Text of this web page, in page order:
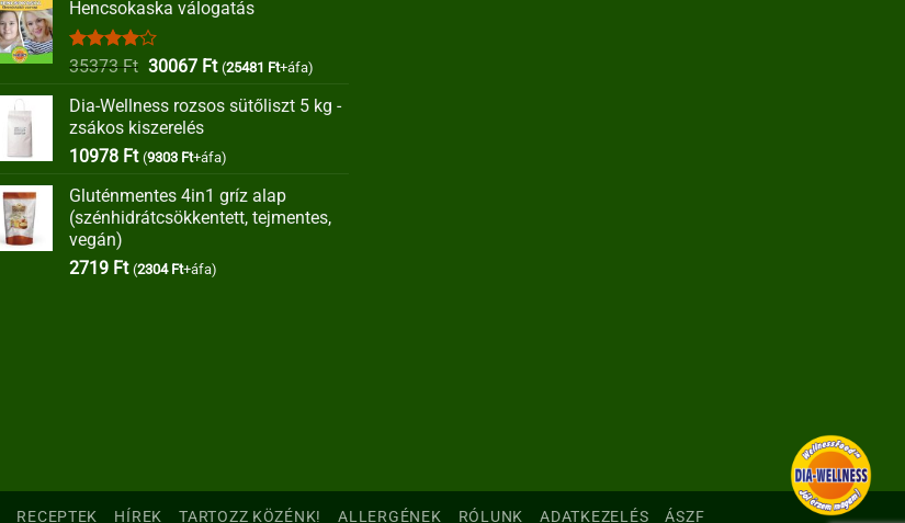
Hencsokaska válogatás
Értékelés:
35373Ft Original
was:
35373 Ft.
30067 FtCurrent
is:
(25481 Ft+áfa)
Dia-Wellness rozsos sütőliszt 5 kg -
zsákos kiszerelés
10978 Ft (9303 Ft+áfa)
Gluténmentes 4in1 gríz alap
(szénhidrátcsökkentett, tejmentes,
vegán)
2719 Ft (2304 Ft+áfa)
RECEPTEK HÍREK TARTOZZ KÖZÉNK! ALLERGÉNEK RÓLUNK ADATKEZELÉS ÁSZF